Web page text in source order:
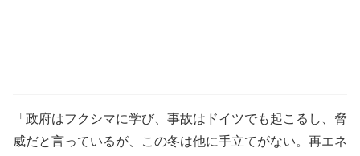
「政府はフクシマに学び、事故はドイツでも起こるし、脅
威だと言っているが、この冬は他に手立てがない。再エネ